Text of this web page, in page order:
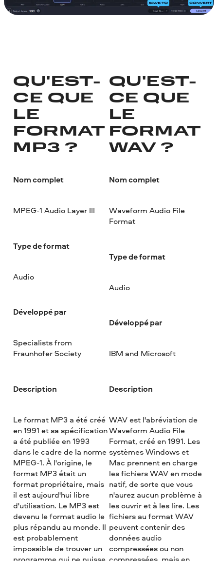
QU'EST-
CE QUE
LE
FORMAT
MP3 ?
Nom complet
MPEG-1 Audio Layer III
Type de format
Audio
Développé par
Specialists from
Fraunhofer Society
Description
Le format MP3 a été créé
en 1991 et sa spécification
a été publiée en 1993
dans le cadre de la norme
MPEG-1. À l'origine, le
format MP3 était un
format propriétaire, mais
il est aujourd'hui libre
d'utilisation. Le MP3 est
devenu le format audio le
plus répandu au monde. Il
est probablement
impossible de trouver un
QU'EST-
CE QUE
LE
FORMAT
WAV ?
Nom complet
Waveform Audio File
Format
Type de format
Audio
Développé par
IBM and Microsoft
Description
WAV est l'abréviation de
Waveform Audio File
Format, créé en 1991. Les
systèmes Windows et
Mac prennent en charge
les fichiers WAV en mode
natif, de sorte que vous
n'aurez aucun problème à
les ouvrir et à les lire. Les
fichiers au format WAV
peuvent contenir des
données audio
compressées ou non